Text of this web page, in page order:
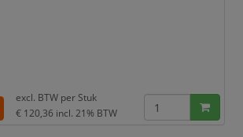
excl. BTW per Stuk
€ 120,36 incl. 21% BTW